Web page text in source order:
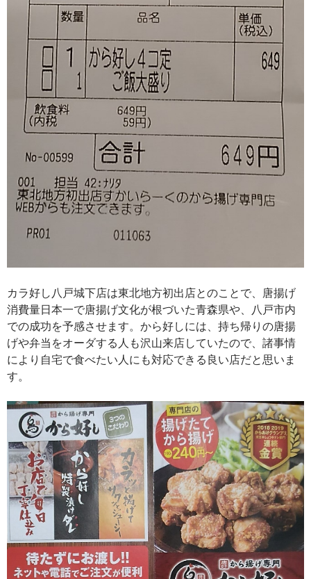
カラ好し八戸城下店は東北地方初出店とのことで、唐揚げ
消費量日本一で唐揚げ文化が根づいた青森県や、八戸市内
での成功を予感させます。から好しには、持ち帰りの唐揚
げや弁当をオーダする人も沢山来店していたので、諸事情
により自宅で食べたい人にも対応できる良い店だと思いま
す。